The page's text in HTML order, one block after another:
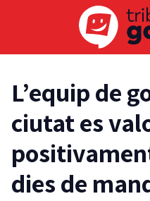
L’equip de
ciutat es
dies de